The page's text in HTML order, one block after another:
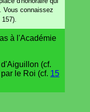
Vous connaissez
157).
à l'Académie
(cf.
le Roi (cf. 15